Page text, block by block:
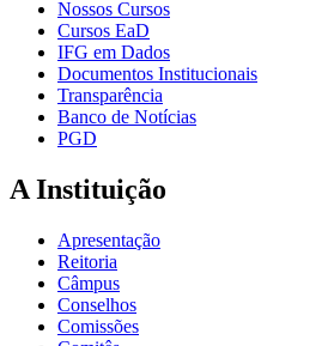
Nossos Cursos
Cursos EaD
IFG em Dados
Documentos Institucionais
Transparência
Banco de Notícias
PGD
A Instituição
Apresentação
Reitoria
Câmpus
Conselhos
Comissões